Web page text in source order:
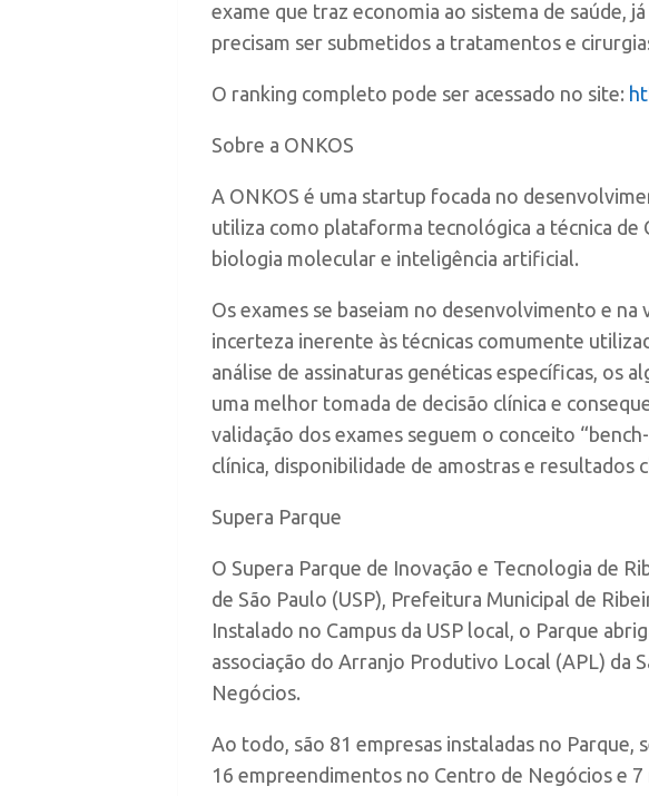
exame que traz economia ao sistema de saúde,
precisam ser submetidos a tratamentos e
O ranking completo pode ser acessado no site:
Sobre a ONKOS
A ONKOS é uma startup focada no
utiliza como plataforma tecnológica a técnica
biologia molecular e inteligência artificial.
Os exames se baseiam no desenvolvimento e
incerteza inerente às técnicas comumente
análise de assinaturas genéticas específicas, os
uma melhor tomada de decisão clínica e
validação dos exames seguem o conceito
clínica, disponibilidade de amostras e resultados
Supera Parque
O Supera Parque de Inovação e Tecnologia de
de São Paulo (USP), Prefeitura Municipal de
Instalado no Campus da USP local, o Parque
associação do Arranjo Produtivo Local (APL) da
Negócios.
Ao todo, são 81 empresas instaladas no Parque,
16 empreendimentos no Centro de Negócios e 7